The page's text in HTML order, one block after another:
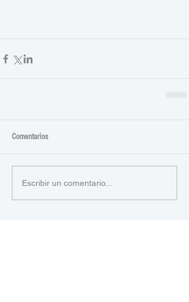
Comentarios
Escribir un comentario...